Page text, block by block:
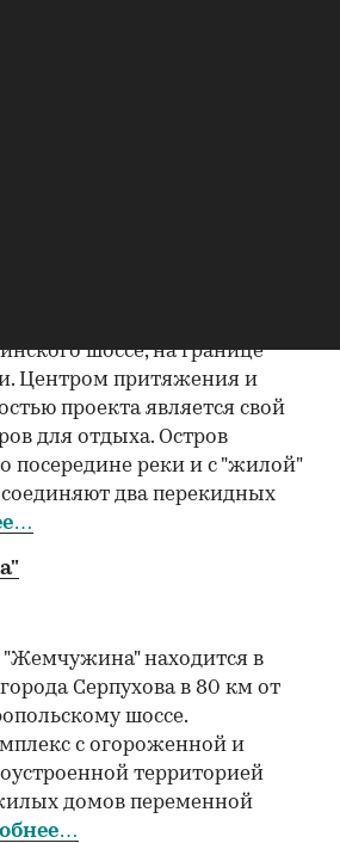
шоссе, на границе
Центром притяжения и
проекта является свой
для отдыха. Остров
посередине реки и с "жилой"
два перекидных
находится в
Серпухова в 80 км от
шоссе.
с огороженной и
территорией
домов переменной